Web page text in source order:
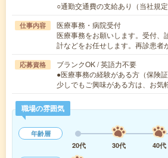
○通勤交通費の支給あり（当社規定
仕事内容
医療事務・病院受付
医療事務をお願いします。受付、
計などをお任せします。再診患
応募資格
ブランクOK / 英語力不要
●医療事務の経験がある方（保険
少しでもご興味がある方は、お
職場の雰囲気
年齢層
20代
30代 40代